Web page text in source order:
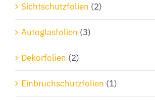
Sichtschutzfolien (2)
Autoglasfolien (3)
Dekorfolien (2)
Einbruchschutzfolien (1)